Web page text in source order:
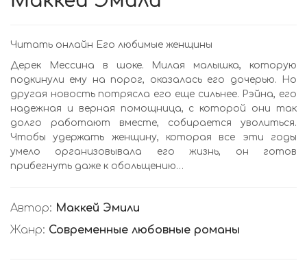
Читать онлайн Его любимые женщины
Дерек Мессина в шоке. Милая малышка, которую
подкинули ему на порог, оказалась его дочерью. Но
другая новость потрясла его еще сильнее. Рэйна, его
надежная и верная помощница, с которой они так
долго работают вместе, собирается уволиться.
Чтобы удержать женщину, которая все эти годы
умело организовывала его жизнь, он готов
прибегнуть даже к обольщению…
Автор: Маккей Эмили
Жанр: Современные любовные романы